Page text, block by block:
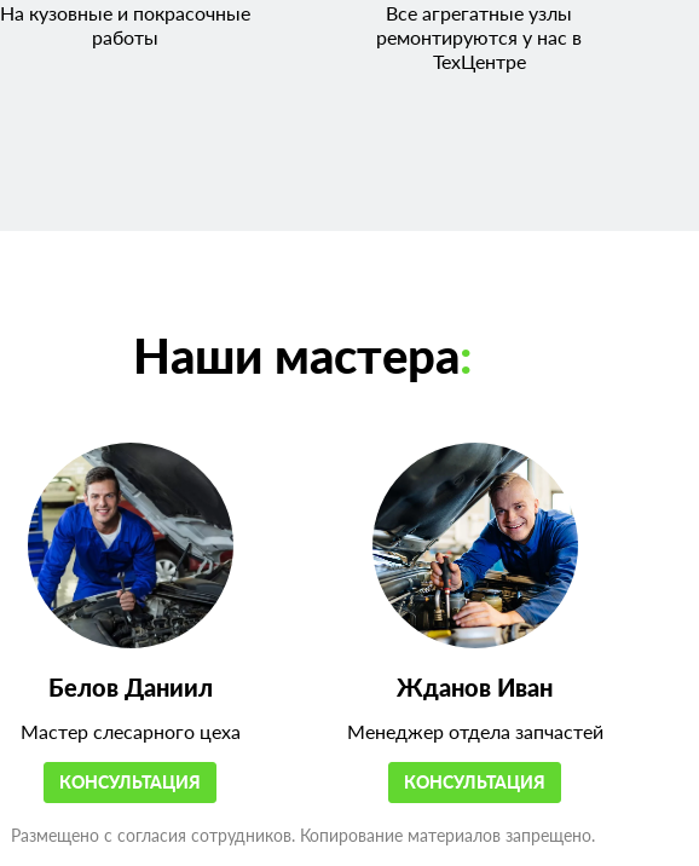
На кузовные и покрасочные
работы
Все агрегатные узлы
ремонтируются у нас в
ТехЦентре
Наши мастера:
Белов Даниил
Мастер слесарного цеха
КОНСУЛЬТАЦИЯ
Жданов Иван
Менеджер отдела запчастей
КОНСУЛЬТАЦИЯ
Размещено с согласия сотрудников. Копирование материалов запрещено.